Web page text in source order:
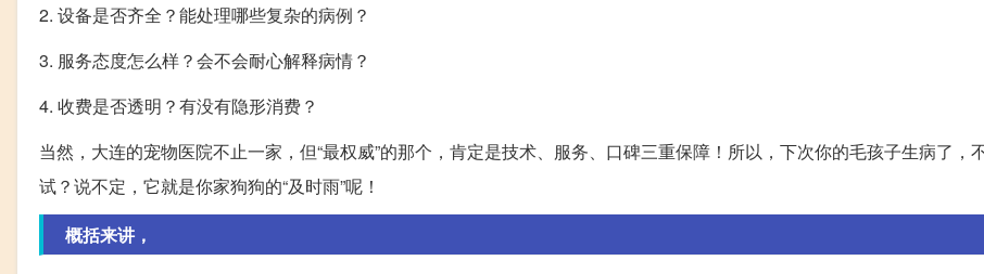
2. 设备是否齐全？能处理哪些复杂的病例？
3. 服务态度怎么样？会不会耐心解释病情？
4. 收费是否透明？有没有隐形消费？
当然，大连的宠物医院不止一家，但“最权威”的那个，肯定是技术、服务、口碑三重保障！所以，下次你的毛孩子生病了，
试？说不定，它就是你家狗狗的“及时雨”呢！
概括来讲，